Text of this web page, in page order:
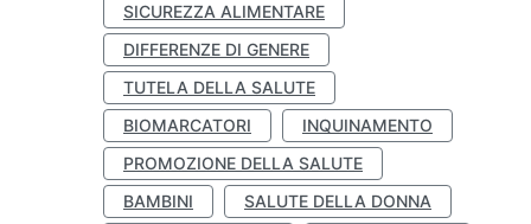
SICUREZZA ALIMENTARE
DIFFERENZE DI GENERE
TUTELA DELLA SALUTE
BIOMARCATORI
INQUINAMENTO
PROMOZIONE DELLA SALUTE
BAMBINI
SALUTE DELLA DONNA